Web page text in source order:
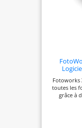
Fotoworks
toutes les
grâce à
photo,